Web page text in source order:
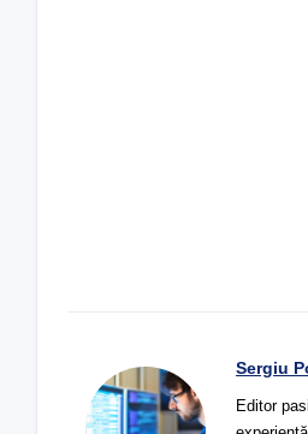
Sergiu
Editor